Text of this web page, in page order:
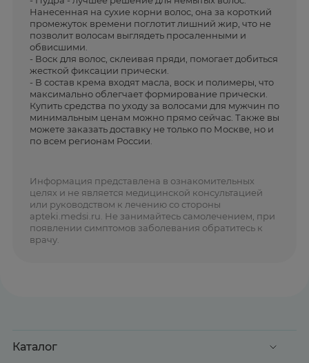
Нанесенная на сухие корни волос, она за короткий
промежуток времени поглотит лишний жир, что не
позволит волосам выглядеть просаленными и
обвисшими.
- Воск для волос, склеивая пряди, помогает добиться
жесткой фиксации прически.
- В состав крема входят масла, воск и полимеры, что
максимально облегчает формирование прически.
Купить средства по уходу за волосами для мужчин по
минимальным ценам можно прямо сейчас. Также вы
можете заказать доставку не только по Москве, но и
по всем регионам России.
Информация представлена в ознакомительных
целях и не является медицинской консультацией
или руководством к лечению со стороны
apteki.medsi.ru. Не занимайтесь самолечением, при
появлении симптомов заболевания обратитесь к
врачу.
Каталог